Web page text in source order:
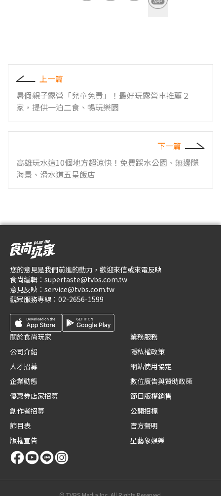
上一篇
暑假親子露營「兒童免費」！最好玩露營車推薦２
家，提供一泊二食、暢玩樂園
下一篇
高雄玩水這10個地方超涼快！免費踩水公園、無邊際
海景、滑水道五星飯店
您的意見是我們前進的動力，歡迎來信或來電反映
食尚編輯： supertaste@tvbs.com.tw
意見反映： service@tvbs.com.tw
觀眾服務專線： 02-2656-1599
關於食尚玩家
公司介紹
人才招募
企業動態
優惠券店家招募
創作者招募
節目表
版權宣告
業務服務
隱私權政策
網站使用協定
數位廣告與贊助政策
節目版權銷售
公開招標
官方聲明
星藝象娛樂